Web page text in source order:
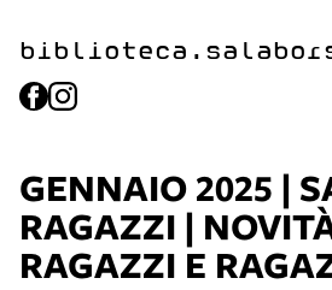
GENNAIO 2025 |
RAGAZZI |
RAGAZZI E